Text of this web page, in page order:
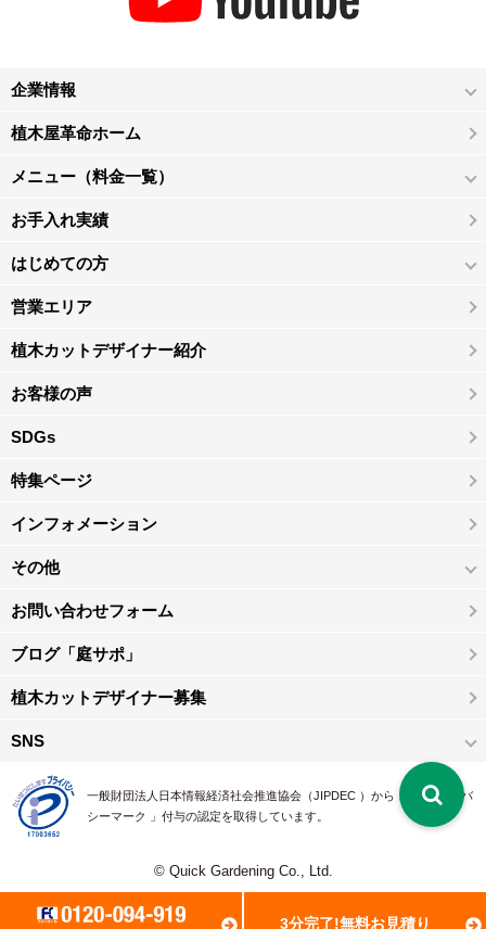
3分完了!無料お見積り
企業情報
植木屋革命ホーム
メニュー（料金一覧）
お手入れ実績
はじめての方
営業エリア
植木カットデザイナー紹介
お客様の声
SDGs
特集ページ
インフォメーション
その他
お問い合わせフォーム
ブログ「庭サポ」
植木カットデザイナー募集
SNS
一般財団法人日本情報経済社会推進協会（JIPDEC ）から 、「 プライバ
シーマーク 」付与の認定を取得しています。
© Quick Gardening Co., Ltd.